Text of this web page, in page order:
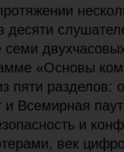
десяти
«Основы
пяти
и Всемирная
и
век